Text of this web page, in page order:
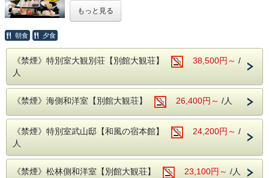
10～3月限定であんこうづくしのお料理をご堪能いただけま
す
◎ホームページ特典コーヒーサービス◎
太平洋を眺める落ち着いた雰囲気のロビーでコーヒーをお楽
●--源泉かけ流し、露天風呂--●
【自慢の露天風呂『大観の湯』『五浦の湯』】
別館大観荘『大観の湯』源泉71度、源泉かけ流しです！
広々とした露天風呂から眺める景色は、果てしなく続く雄
海との一体感や露天ならではの開放感をお楽しみいただけ
ます。
もっと見る
朝食 夕食
《禁煙》特別室大観別荘【別館大観荘】 38,500円～ /
人
《禁煙》海側和洋室【別館大観荘】 26,400円～ /人
《禁煙》特別室武山邸【和風の宿本館】 24,200円～ /
人
《禁煙》松林側和洋室【別館大観荘】 23,100円～ /人